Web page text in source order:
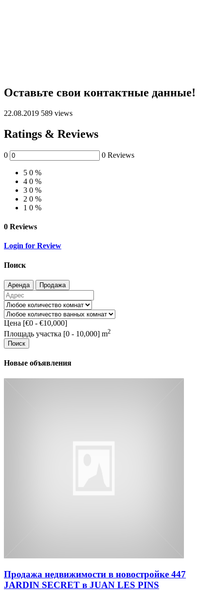
Оставьте свои контактные данные!
22.08.2019 589 views
Ratings & Reviews
0 0 Reviews
5 0 %
4 0 %
3 0 %
2 0 %
1 0 %
0 Reviews
Login for Review
Поиск
Аренда Продажа
Цена [€0 - €10,000]
Площадь участка [0 - 10,000] m2
Поиск
Новые объявления
Продажа недвижимости в новостройке 447
JARDIN SECRET в JUAN LES PINS